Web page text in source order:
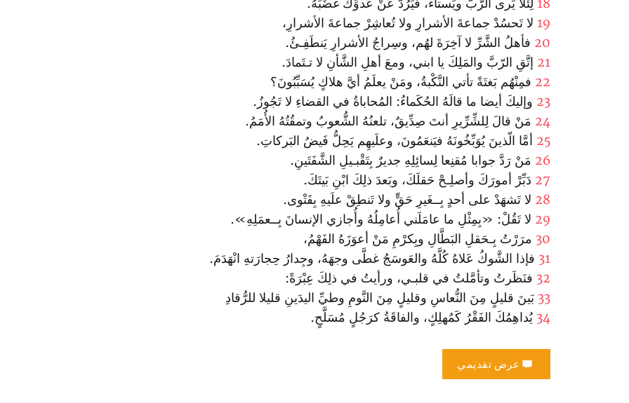
18 لِئلاَّ يَرى الرّبُّ ويَستاءَ، فيَرُدَّ عَنْ عَدوِّكَ غضَبَهُ.
19 لا تَحسُدْ جماعةَ الأشرارِ ولا تُعاشِرْ جماعةَ الأشرارِ،
20 فأهلُ الشَّرِّ لا آخِرَةَ لهُم، وسِراجُ الأشرارِ يَنطَفِـئُ.
21 إتَّقِ الرّبَّ والمَلِكَ يا ا‏بني، ومعَ أهلِ الشَّأنِ لا تـتَمادَ.
22 فمِنْهُم بَغتَةً تأتي النَّكْبةُ‌، ومَنْ يعلَمُ أيَّ هلاكٍ يُسَبِّبُونَ؟
23 وإليكَ أيضا ما قالَهُ الحُكَماءُ: المُحاباةُ في القضاءِ لا تَجُوزُ.
24 مَنْ قالَ لِلشِّرِّيرِ أنتَ صِدِّيقٌ، تلعنُهُ الشُّعوبُ وتمقُتُهُ الأُمَمُ.
25 أمَّا الّذينَ يُوَبِّخُونَهُ فيَنعَمُونَ، وعلَيهِم يَحِلُّ فَيضُ البَركاتِ.
26 مَنْ رَدَّ جوابا مُقنِعا لِسائِلِهِ جديرٌ بِتَقْبـيلِ الشَّفَتَينِ.
27 دَبِّرْ أمورَكَ وأصلِـحْ حَقلَكَ، وبَعدَ ذلِكَ ا‏بْنِ بَيتَكَ.
28 لا تَشهَدْ على أحدٍ بِــغَيرِ حَقٍّ ولا تَنطِقْ علَيهِ بِفَتْوى.
29 لا تَقُلْ: «بِمِثْلِ ما عامَلَني أُعامِلُهُ وأُجازي الإنسانَ بِــعمَلِهِ».
30 مرَرْتُ بِـحَقلِ البَطَّالِ وبِكرْمِ مَنْ أعوَزَهُ الفَهْمُ،
31 فإذا الشَّوكُ عَلاهُ كُلَّهُ والعَوسَجُ غطَّى وجهَهُ، وجِدارُ حِجارَتهِ ا‏نْهَدَمَ.
32 فنَظَرتُ وتأمَّلتُ في قلبـي، ورأيتُ في ذلِكَ عِبْرَةً:
33 بَينَ قليلٍ مِنَ النُّعاسِ وقليلٍ مِنَ النَّومِ وطيِّ اليدَينِ قليلا للرُّقادِ
34 يُداهِمُكَ الفَقْرُ كَمُهلِكٍ، والفاقَةُ كرَجُلٍ مُسَلَّحٍ‌.
عرض تقديمي